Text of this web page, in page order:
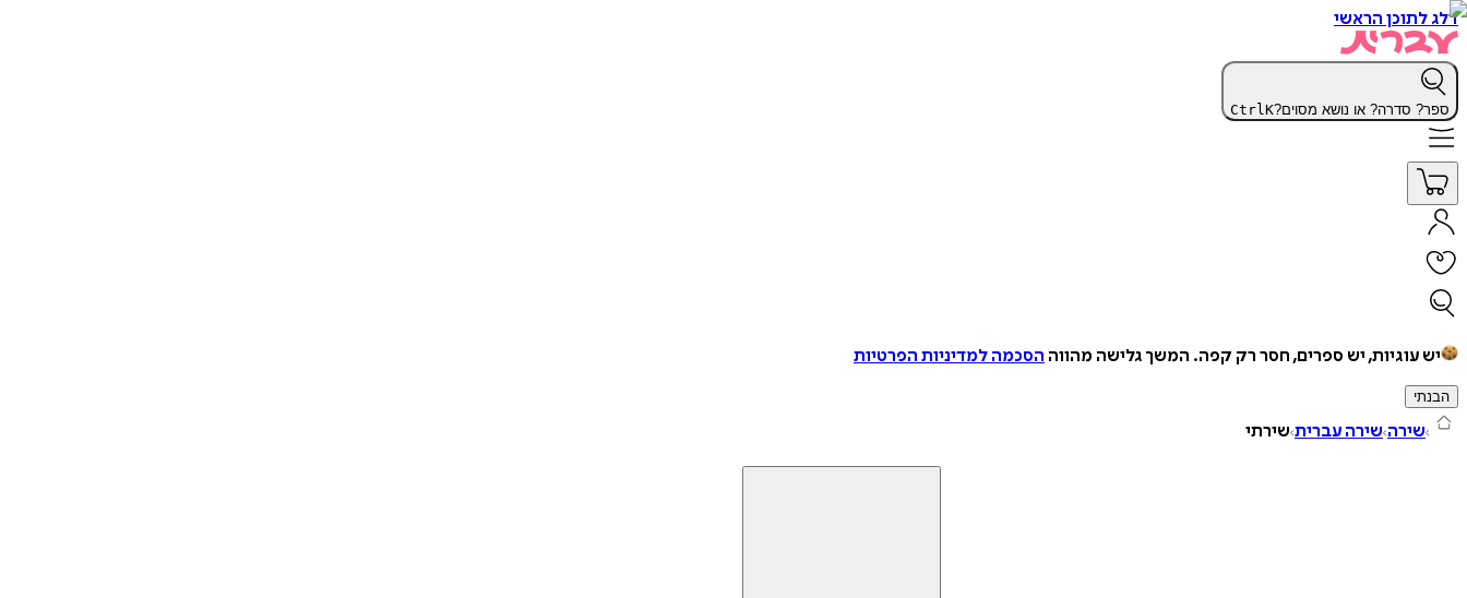
דלג לתוכן הראשי
ספר? סדרה? או נושא מסוים? CtrlK
יש עוגיות, יש ספרים, חסר רק קפה. המשך גלישה מהווה הסכמה למדיניות הפרטיות
הבנתי
שירה שירה עברית שירתי